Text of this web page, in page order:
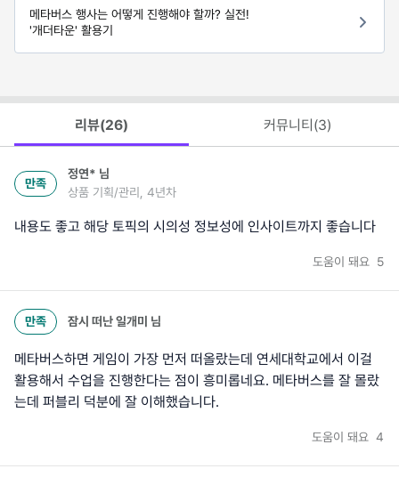
메타버스 행사는 어떻게 진행해야 할까? 실전!
'개더타운' 활용기
리뷰(26) 커뮤니티(3)
만족
정연* 님
상품 기획/관리, 4년차
내용도 좋고 해당 토픽의 시의성 정보성에 인사이트까지 좋습니다
도움이 돼요 5
만족 잠시 떠난 일개미 님
메타버스하면 게임이 가장 먼저 떠올랐는데 연세대학교에서 이걸
활용해서 수업을 진행한다는 점이 흥미롭네요. 메타버스를 잘 몰랐
는데 퍼블리 덕분에 잘 이해했습니다.
도움이 돼요 4